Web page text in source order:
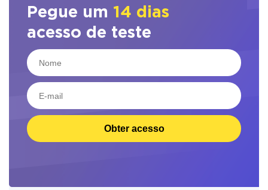
Pegue um 14 dias
acesso de teste
Obter acesso